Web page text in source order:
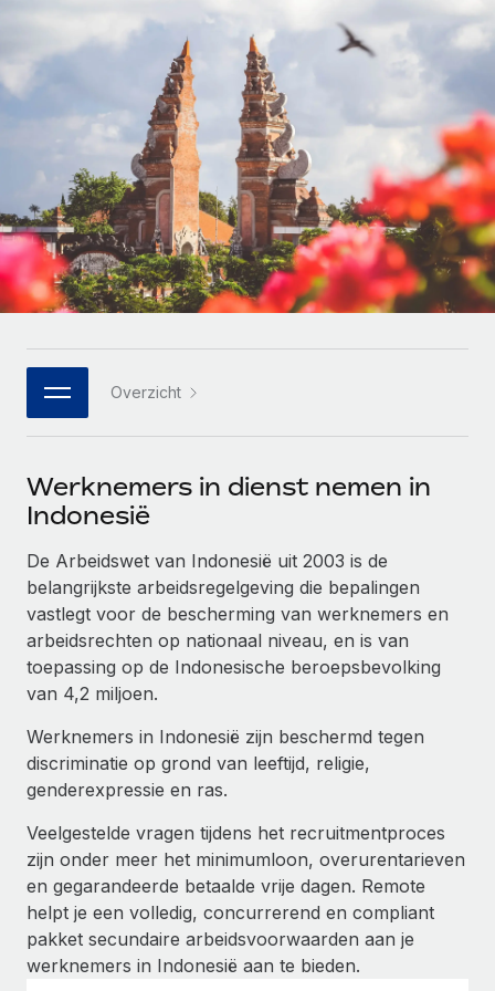
Zzp'ers internationaal onboarden en beheren
Ingewikkelde HR-taken eenvoudig uitbesteden
INFRASTRUCTUUR
Remote Embedded
HR naadloos in workflows integreren
Platform
Ingebouwde essentiële HR-functies voor je team
Integraties
DIENSTEN
Krijg hulp van global HR- en juridische experts
Achtergrondonderzoek
Vereenvoudig het screeningsproces van
kandidaten
Blijf compliance-risico's voor
Apparaatbeheer
Lever en track wereldwijd IT-middelen
Entiteiten oprichten
Stel snel compliant entiteiten op
Mobiliteit en overplaatsing
Plaats werknemers moeiteloos over
GROEIFASE
Flexibele global HR en payroll solutions voor groeiende
bedrijven
Mid-market
Teams uitbreiden met HR solutions op maat
Enterprise
Global HR voor grote bedrijven
WERK MET ONS SAMEN
Strategische technologiepartners
Een partner worden
Ontdek hoe je met ons kunt samenwerken
CASESTUDY'S
Betalingscalculator voor zzp'ers
Ontdek valuta-opties en betaalsnelheden voor
internationale zzp'ers
LEREN MET REMOTE
Onderzoek en gidsen
Casestudy's
HR-woordenlijst
Checklists en templates
Webinars
Newsroom
Inzichtencentrum
Support
Alle bronnen bekijken
BLOG
Global Payroll
EOR en PEO
Contractor Management
Belastingen
Naar de blog
Nederlands
Français
Español
Italiano
Português (Portugal)
日本語
한국어
Inloggen
Overzicht
Werknemers in dienst nemen in
Indonesië
De Arbeidswet van Indonesië uit 2003 is de
belangrijkste arbeidsregelgeving die bepalingen
vastlegt voor de bescherming van werknemers en
arbeidsrechten op nationaal niveau, en is van
toepassing op de Indonesische beroepsbevolking
van 4,2 miljoen.
Werknemers in Indonesië zijn beschermd tegen
discriminatie op grond van leeftijd, religie,
genderexpressie en ras.
Veelgestelde vragen tijdens het recruitmentproces
zijn onder meer het minimumloon, overurentarieven
en gegarandeerde betaalde vrije dagen. Remote
helpt je een volledig, concurrerend en compliant
pakket secundaire arbeidsvoorwaarden aan je
werknemers in Indonesië aan te bieden.